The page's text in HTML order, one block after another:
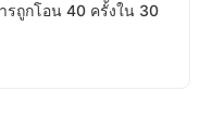
ถูกโอน 40 ครั้งใน 30